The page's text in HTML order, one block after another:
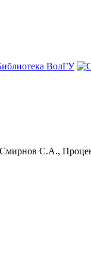
ВолГУ
Смирнов С.А.,